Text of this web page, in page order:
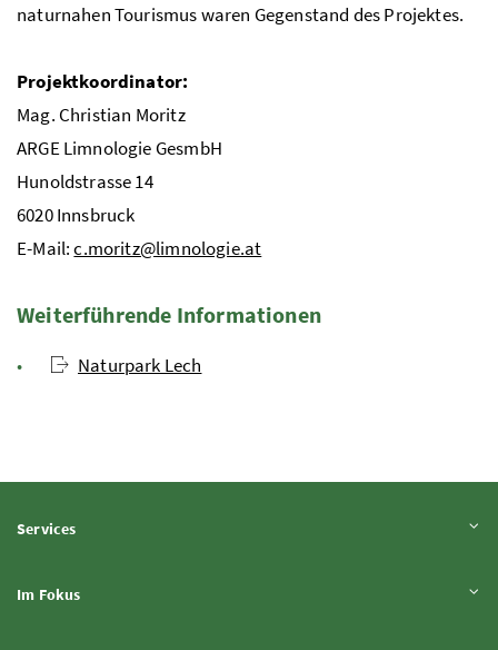
naturnahen Tourismus waren Gegenstand des Projektes.
Projektkoordinator:
Mag. Christian Moritz
ARGELimnologie GesmbH
Hunoldstrasse14
6020 Innsbruck
E-Mail:c.moritz@limnologie.at
Weiterführende Informationen
Naturpark Lech
ServicesInhalt aufklappen
Im FokusInhalt aufklappen